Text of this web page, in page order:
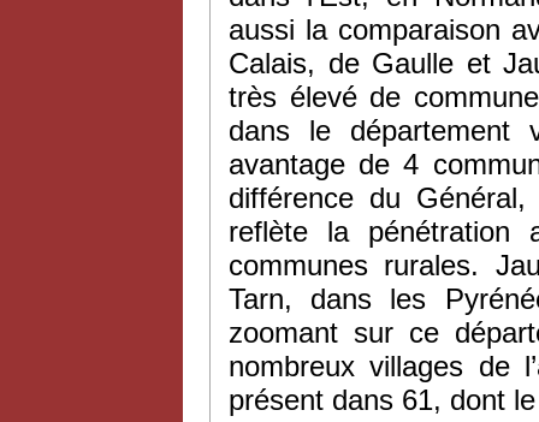
aussi la comparaison
Calais, de Gaulle et
très élevé de
dans le département
avantage de 4
différence du
reflète la pénétration
communes rurales.
Tarn, dans les
zoomant sur ce
nombreux villages de
présent dans 61, dont